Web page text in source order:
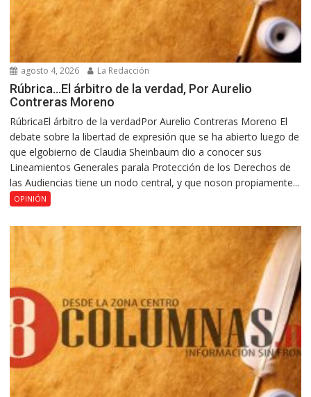
agosto 4, 2026 La Redacción
Rúbrica…El árbitro de la verdad, Por Aurelio
Contreras Moreno
RúbricaEl árbitro de la verdadPor Aurelio Contreras Moreno El
debate sobre la libertad de expresión que se ha abierto luego de
que elgobierno de Claudia Sheinbaum dio a conocer sus
Lineamientos Generales parala Protección de los Derechos de
las Audiencias tiene un nodo central, y que noson propiamente...
OPINIÓN